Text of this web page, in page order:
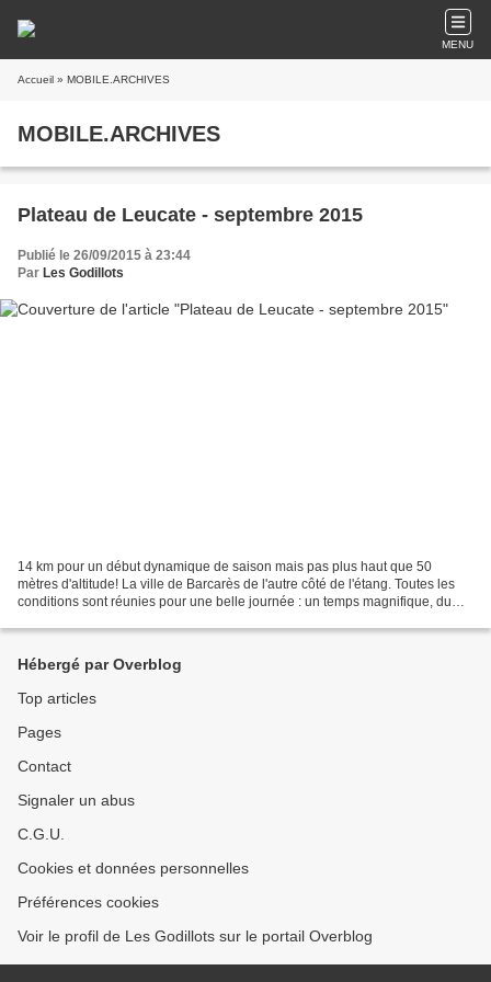
MENU
Accueil » MOBILE.ARCHIVES
MOBILE.ARCHIVES
Plateau de Leucate - septembre 2015
Publié le 26/09/2015 à 23:44
Par Les Godillots
14 km pour un début dynamique de saison mais pas plus haut que 50
mètres d'altitude! La ville de Barcarès de l'autre côté de l'étang. Toutes les
conditions sont réunies pour une belle journée : un temps magnifique, du
Hébergé par Overblog
Top articles
Pages
Contact
Signaler un abus
C.G.U.
Cookies et données personnelles
Préférences cookies
Voir le profil de Les Godillots sur le portail Overblog